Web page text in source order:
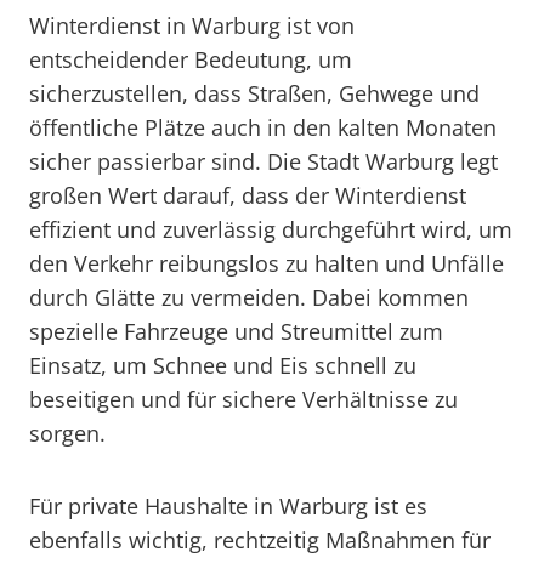
Winterdienst in Warburg ist von
entscheidender Bedeutung, um
sicherzustellen, dass Straßen, Gehwege und
öffentliche Plätze auch in den kalten Monaten
sicher passierbar sind. Die Stadt Warburg legt
großen Wert darauf, dass der Winterdienst
effizient und zuverlässig durchgeführt wird, um
den Verkehr reibungslos zu halten und Unfälle
durch Glätte zu vermeiden. Dabei kommen
spezielle Fahrzeuge und Streumittel zum
Einsatz, um Schnee und Eis schnell zu
beseitigen und für sichere Verhältnisse zu
sorgen.
Für private Haushalte in Warburg ist es
ebenfalls wichtig, rechtzeitig Maßnahmen für